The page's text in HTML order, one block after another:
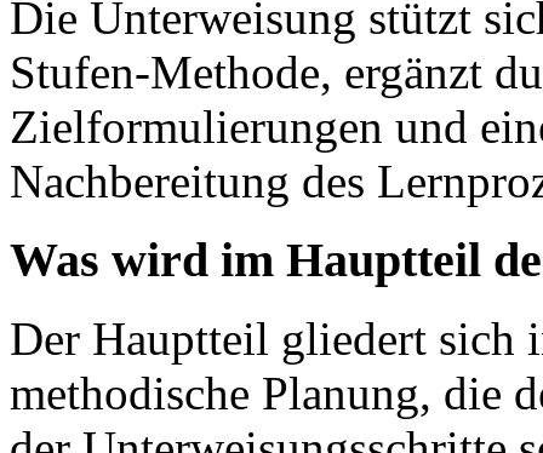
Die Unterweisung stützt
Stufen-Methode, ergänzt
Zielformulierungen und
Nachbereitung des
Was wird im Hauptteil
Der Hauptteil gliedert sich
methodische Planung, die